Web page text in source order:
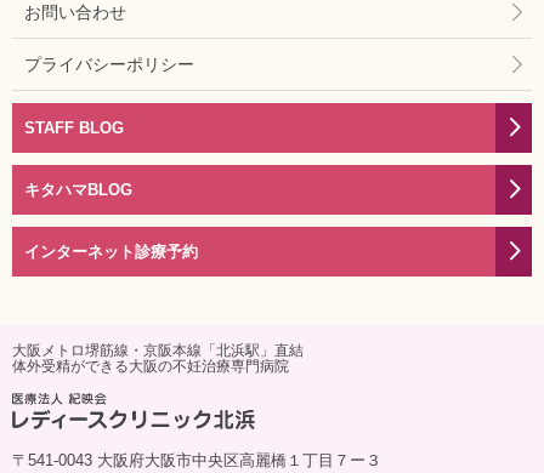
お問い合わせ
プライバシーポリシー
STAFF BLOG
キタハマBLOG
インターネット診療予約
大阪メトロ堺筋線・京阪本線「北浜駅」直結
体外受精ができる大阪の不妊治療専門病院
〒541-0043 大阪府大阪市中央区高麗橋１丁目７ー３